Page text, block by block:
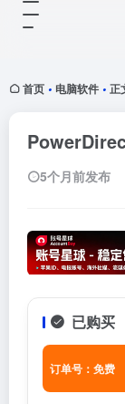
首页 • 电脑软件 • 正
5个月前发布
已购买
订单号：免费